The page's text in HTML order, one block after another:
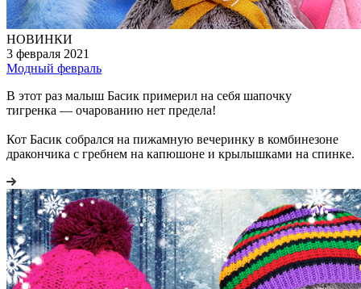
НОВИНКИ
3 февраля 2021
Модный февраль
В этот раз малыш Басик примерил на себя шапочку
тигренка — очарованию нет предела!
Кот Басик собрался на пижамную вечеринку в комбинезоне
дракончика с гребнем на капюшоне и крылышками на спинке.